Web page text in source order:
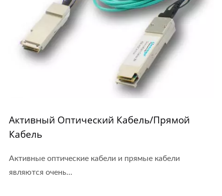
Активный Оптический Кабель/прямой
Кабель
Активные оптические кабели и прямые кабели
являются очень...